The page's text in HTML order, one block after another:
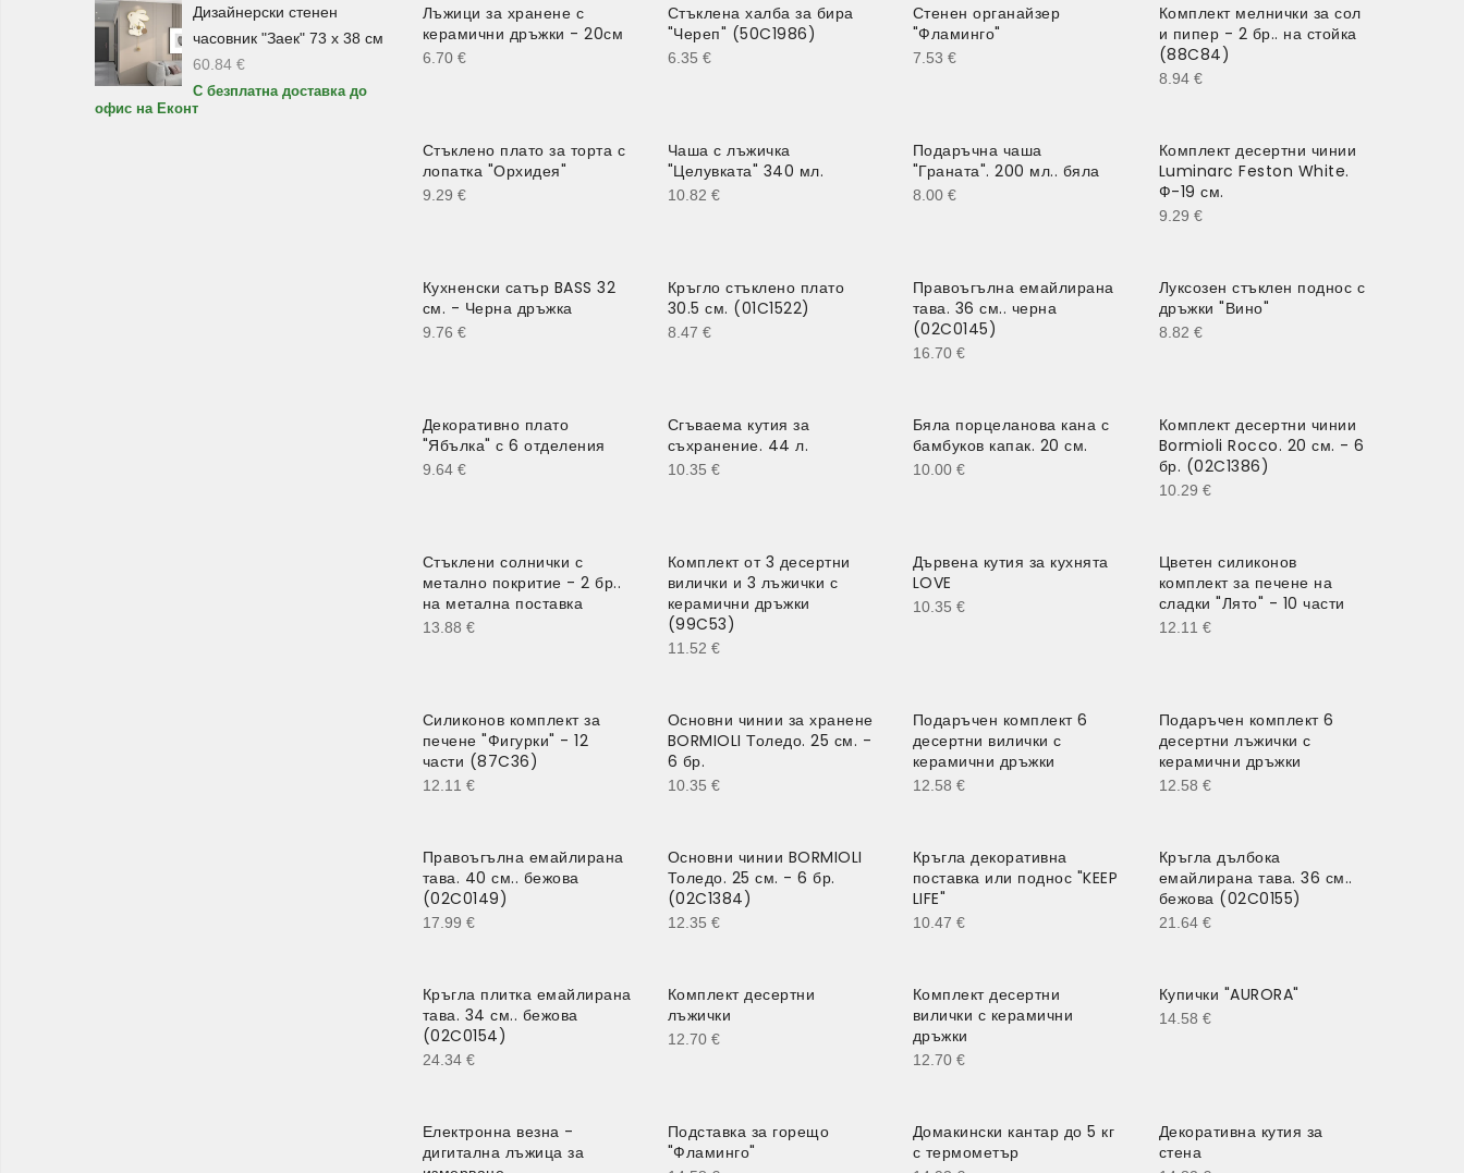
Лъжици за хранене с
керамични дръжки - 20см
6.70 €
Стъклена халба за бира
"Череп" (50C1986)
6.35 €
Стенен органайзер
"Фламинго"
7.53 €
Комплект мелнички за сол
и пипер - 2 бр.. на стойка
(88C84)
8.94 €
Стъклено плато за торта с
лопатка "Орхидея"
9.29 €
Чаша с лъжичка
"Целувката" 340 мл.
10.82 €
Подаръчна чаша
"Граната". 200 мл.. бяла
8.00 €
Комплект десертни чинии
Luminarc Feston White.
Ф-19 см.
9.29 €
Кухненски сатър BASS 32
см. - Черна дръжка
9.76 €
Кръгло стъклено плато
30.5 см. (01C1522)
8.47 €
Правоъгълна емайлирана
тава. 36 см.. черна
(02C0145)
16.70 €
Луксозен стъклен поднос с
дръжки "Вино"
8.82 €
Декоративно плато
"Ябълка" с 6 отделения
9.64 €
Сгъваема кутия за
съхранение. 44 л.
10.35 €
Бяла порцеланова кана с
бамбуков капак. 20 см.
10.00 €
Комплект десертни чинии
Bormioli Rocco. 20 см. - 6
бр. (02C1386)
10.29 €
Стъклени солнички с
метално покритие - 2 бр..
на метална поставка
13.88 €
Комплект от 3 десертни
вилички и 3 лъжички с
керамични дръжки
(99C53)
11.52 €
Дървена кутия за кухнята
LOVE
10.35 €
Цветен силиконов
комплект за печене на
сладки "Лято" - 10 части
12.11 €
Силиконов комплект за
печене "Фигурки" - 12
части (87C36)
12.11 €
Основни чинии за хранене
BORMIOLI Толедо. 25 см. -
6 бр.
10.35 €
Подаръчен комплект 6
десертни вилички с
керамични дръжки
12.58 €
Подаръчен комплект 6
десертни лъжички с
керамични дръжки
12.58 €
Правоъгълна емайлирана
тава. 40 см.. бежова
(02C0149)
17.99 €
Основни чинии BORMIOLI
Толедо. 25 см. - 6 бр.
(02C1384)
12.35 €
Кръгла декоративна
поставка или поднос "KEEP
LIFE"
10.47 €
Кръгла дълбока
емайлирана тава. 36 см..
бежова (02C0155)
21.64 €
Кръгла плитка емайлирана
тава. 34 см.. бежова
(02C0154)
24.34 €
Комплект десертни
лъжички
12.70 €
Комплект десертни
вилички с керамични
дръжки
12.70 €
Купички "AURORA"
14.58 €
Електронна везна -
дигитална лъжица за
Подставка за горещо
"Фламинго"
Домакински кантар до 5 кг
с термометър
Декоративна кутия за
стена
Дизайнерски стенен
часовник "Заек" 73 х 38 см
60.84 €
С безплатна доставка до
офис на Еконт